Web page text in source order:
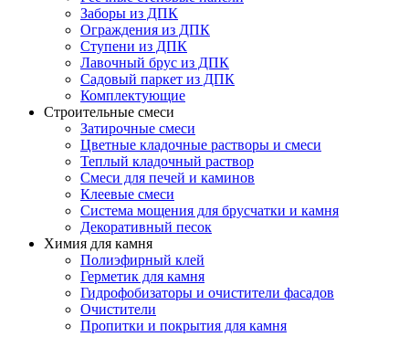
Заборы из ДПК
Ограждения из ДПК
Ступени из ДПК
Лавочный брус из ДПК
Садовый паркет из ДПК
Комплектующие
Строительные смеси
Затирочные смеси
Цветные кладочные растворы и смеси
Теплый кладочный раствор
Смеси для печей и каминов
Клеевые смеси
Система мощения для брусчатки и камня
Декоративный песок
Химия для камня
Полиэфирный клей
Герметик для камня
Гидрофобизаторы и очистители фасадов
Очистители
Пропитки и покрытия для камня